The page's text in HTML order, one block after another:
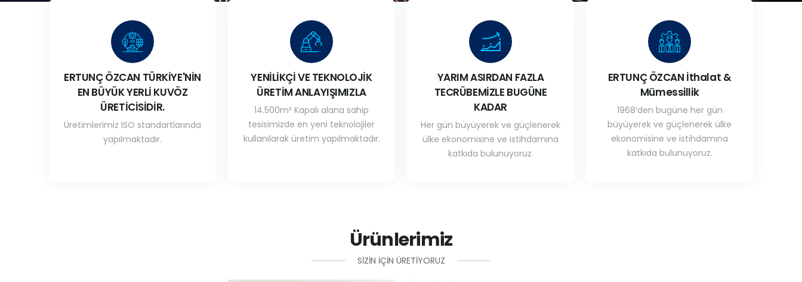
ERTUNÇ ÖZCAN TÜRKİYE'NİN
EN BÜYÜK YERLİ KUVÖZ
ÜRETİCİSİDİR.
Üretimlerimiz ISO standartlarında
yapılmaktadır.
YENİLİKÇİ VE TEKNOLOJİK
ÜRETİM ANLAYIŞIMIZLA
14.500m² Kapalı alana sahip
tesisimizde en yeni teknolojiler
kullanılarak üretim yapılmaktadır.
YARIM ASIRDAN FAZLA
TECRÜBEMİZLE BUGÜNE
KADAR
Her gün büyüyerek ve güçlenerek
ülke ekonomisine ve istihdamına
katkıda bulunuyoruz.
ERTUNÇ ÖZCAN İthalat &
Mümessillik
1968’den bugüne her gün
büyüyerek ve güçlenerek ülke
ekonomisine ve istihdamına
katkıda bulunuyoruz.
Ürünlerimiz
SIZIN IÇIN ÜRETIYORUZ